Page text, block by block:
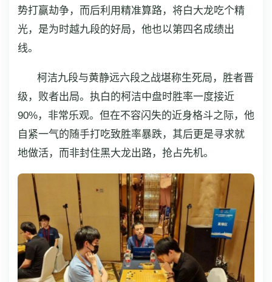
势打赢劫争，而后利用精准算路，将白大龙吃个精
光，是为时越九段的好局，他也以第四名成绩出
线。
柯洁九段与黄静远六段之战堪称生死局，胜者晋
级，败者出局。执白的柯洁中盘时胜率一度接近
90%，非常乐观。但在不容闪失的近身格斗之际，他
自紧一气的随手打吃致胜率暴跌，其后更是寻求就
地做活，而非封住黑大龙出路，抢占先机。